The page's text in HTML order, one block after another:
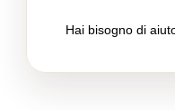
Hai bisogno di